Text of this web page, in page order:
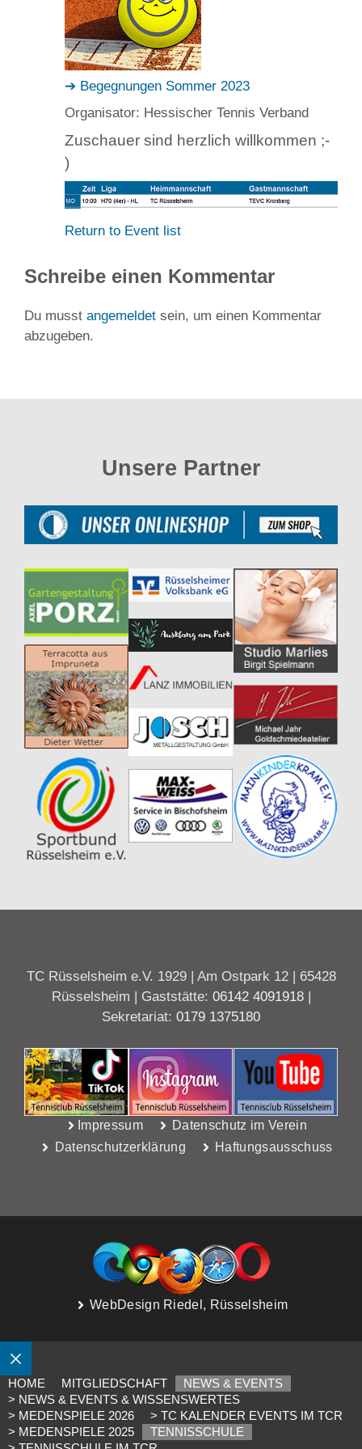
➔ Begegnungen Sommer 2023
Organisator: Hessischer Tennis Verband
Zuschauer sind herzlich willkommen ;-
)
Return to Event list
Schreibe einen Kommentar
Du musst angemeldet sein, um einen Kommentar
abzugeben.
Unsere Partner
TC Rüsselsheim e.V. 1929 | Am Ostpark 12 | 65428
Rüsselsheim | Gaststätte: 06142 4091918|
Sekretariat: 0179 1375180
Impressum
Datenschutz im Verein
Datenschutzerklärung
Haftungsausschuss
WebDesign Riedel, Rüsselsheim
SCHLIESSEN
HOME MITGLIEDSCHAFT
NEWS & EVENTS
> NEWS & EVENTS & WISSENSWERTES
> MEDENSPIELE 2026
> TC KALENDER EVENTS IM TCR
> MEDENSPIELE 2025
TENNISSCHULE